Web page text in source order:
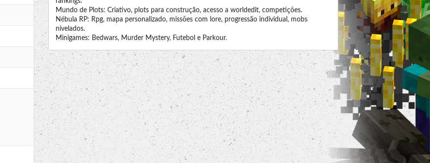
Mundo de Plots: Criativo, plots para construção, acesso a worldedit, competições.
Nébula RP: Rpg, mapa personalizado, missões com lore, progressão individual, mobs
nivelados.
Minigames: Bedwars, Murder Mystery, Futebol e Parkour.